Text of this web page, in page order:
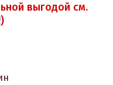
выгодой см.
)